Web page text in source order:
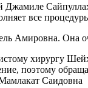
все
Амировна. Она
хирургу
поэтому
Саидовна